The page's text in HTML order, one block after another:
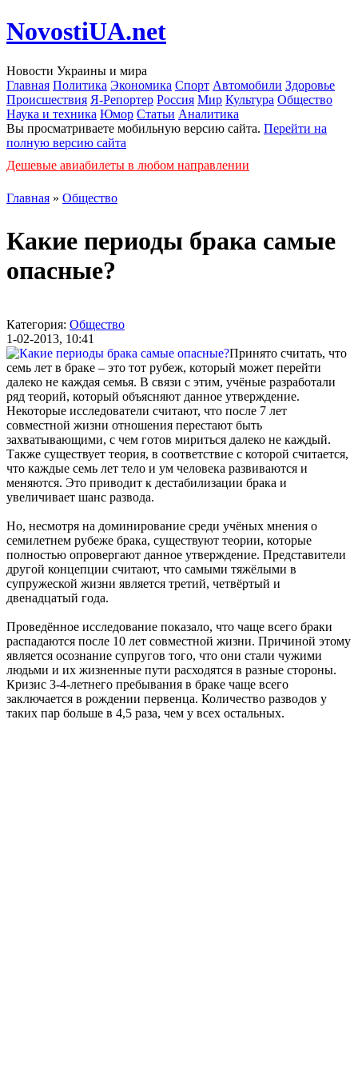
NovostiUA.net
Новости Украины и мира
Главная Политика Экономика Спорт Автомобили Здоровье
Происшествия Я-Репортер Россия Мир Культура Общество
Наука и техника Юмор Статьи Аналитика
Вы просматриваете мобильную версию сайта. Перейти на
полную версию сайта
Дешевые авиабилеты в любом направлении
Главная » Общество
Какие периоды брака самые
опасные?
Категория: Общество
1-02-2013, 10:41
Принято считать, что
семь лет в браке – это тот рубеж, который может перейти
далеко не каждая семья. В связи с этим, учёные разработали
ряд теорий, который объясняют данное утверждение.
Некоторые исследователи считают, что после 7 лет
совместной жизни отношения перестают быть
захватывающими, с чем готов мириться далеко не каждый.
Также существует теория, в соответствие с которой считается,
что каждые семь лет тело и ум человека развиваются и
меняются. Это приводит к дестабилизации брака и
увеличивает шанс развода.
Но, несмотря на доминирование среди учёных мнения о
семилетнем рубеже брака, существуют теории, которые
полностью опровергают данное утверждение. Представители
другой концепции считают, что самыми тяжёлыми в
супружеской жизни является третий, четвёртый и
двенадцатый года.
Проведённое исследование показало, что чаще всего браки
распадаются после 10 лет совместной жизни. Причиной этому
является осознание супругов того, что они стали чужими
людьми и их жизненные пути расходятся в разные стороны.
Кризис 3-4-летнего пребывания в браке чаще всего
заключается в рождении первенца. Количество разводов у
таких пар больше в 4,5 раза, чем у всех остальных.